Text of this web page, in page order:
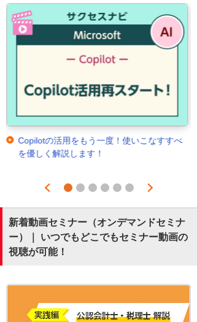
Copilotの活用をもう一度！使いこなすすべ
を優しく解説します！
Prev
1 2 3 4 5 6
Next
新着動画セミナー（オンデマンドセミナ
ー）｜ いつでもどこでもセミナー動画の
視聴が可能！